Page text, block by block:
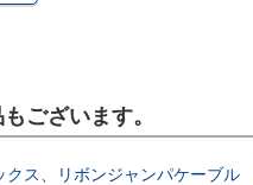
ございます。
クス、リボンジャンパケーブル